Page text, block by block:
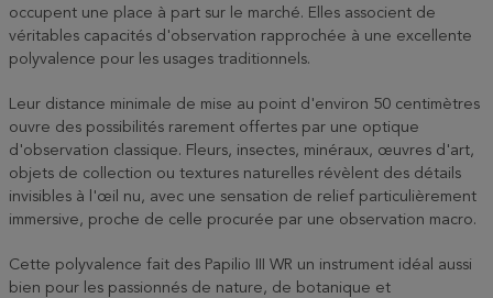
occupent une place à part sur le marché. Elles associent de
véritables capacités d'observation rapprochée à une excellente
polyvalence pour les usages traditionnels.
Leur distance minimale de mise au point d'environ 50 centimètres
ouvre des possibilités rarement offertes par une optique
d'observation classique. Fleurs, insectes, minéraux, œuvres d'art,
objets de collection ou textures naturelles révèlent des détails
invisibles à l'œil nu, avec une sensation de relief particulièrement
immersive, proche de celle procurée par une observation macro.
Cette polyvalence fait des Papilio III WR un instrument idéal aussi
bien pour les passionnés de nature, de botanique et